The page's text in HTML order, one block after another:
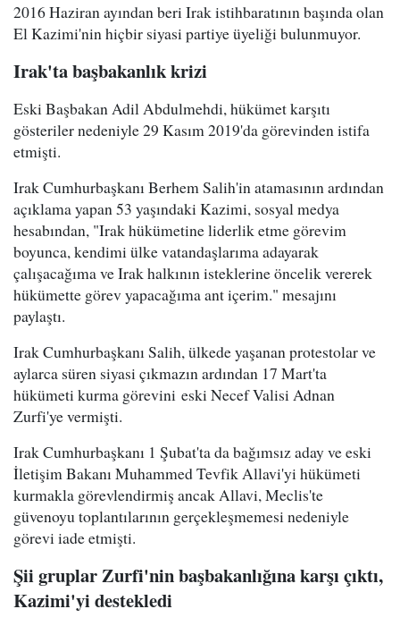
2016 Haziran ayından beri Irak istihbaratının başında olan
El Kazimi'nin hiçbir siyasi partiye üyeliği bulunmuyor.
Irak'ta başbakanlık krizi
Eski Başbakan Adil Abdulmehdi, hükümet karşıtı
gösteriler nedeniyle 29 Kasım 2019'da görevinden istifa
etmişti.
Irak Cumhurbaşkanı Berhem Salih'in atamasının ardından
açıklama yapan 53 yaşındaki Kazimi, sosyal medya
hesabından, "Irak hükümetine liderlik etme görevim
boyunca, kendimi ülke vatandaşlarıma adayarak
çalışacağıma ve Irak halkının isteklerine öncelik vererek
hükümette görev yapacağıma ant içerim." mesajını
paylaştı.
Irak Cumhurbaşkanı Salih, ülkede yaşanan protestolar ve
aylarca süren siyasi çıkmazın ardından 17 Mart'ta
hükümeti kurma görevini eski Necef Valisi Adnan
Zurfi'ye vermişti.
Irak Cumhurbaşkanı 1 Şubat'ta da bağımsız aday ve eski
İletişim Bakanı Muhammed Tevfik Allavi'yi hükümeti
kurmakla görevlendirmiş ancak Allavi, Meclis'te
güvenoyu toplantılarının gerçekleşmemesi nedeniyle
görevi iade etmişti.
Şii gruplar Zurfi'nin başbakanlığına karşı çıktı,
Kazimi'yi destekledi